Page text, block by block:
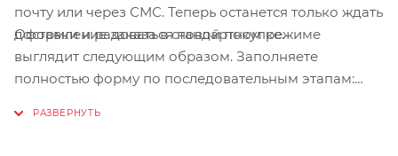
почту или через СМС. Теперь останется только ждать
доставки и радоваться новой покупке.
Оформление заказа в стандартном режиме
выглядит следующим образом. Заполняете
полностью форму по последовательным этапам: